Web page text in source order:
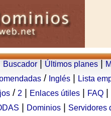
Buscador Últimos planes
/ Inglés
Lista
/ 2 Enlaces útiles FAQ
Dominios
Servidores